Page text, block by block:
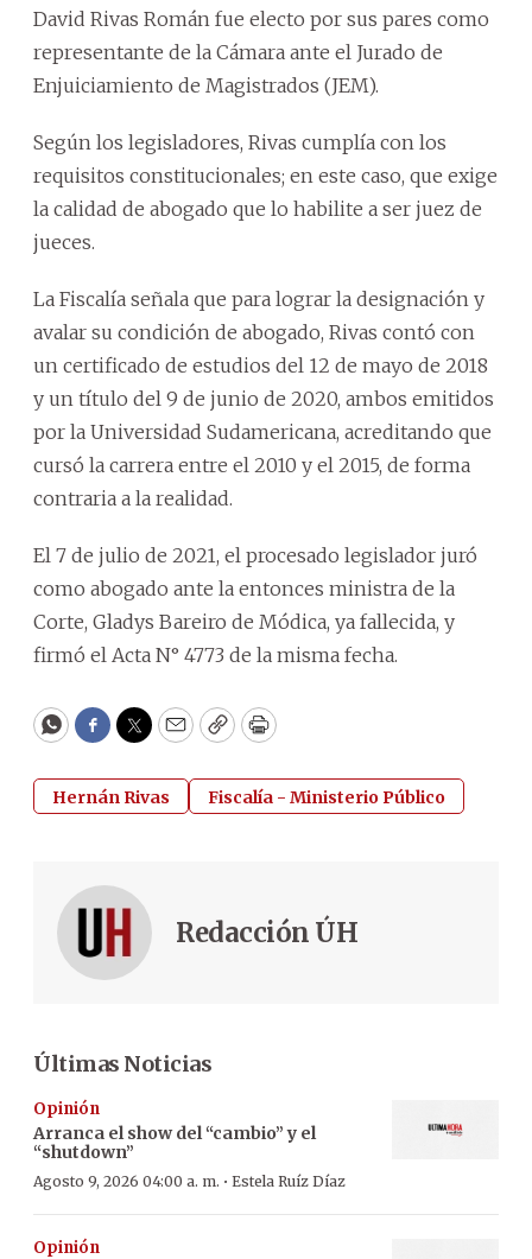
David Rivas Román fue electo por sus pares como
representante de la Cámara ante el Jurado de
Enjuiciamiento de Magistrados (JEM).
Según los legisladores, Rivas cumplía con los
requisitos constitucionales; en este caso, que exige
la calidad de abogado que lo habilite a ser juez de
jueces.
La Fiscalía señala que para lograr la designación y
avalar su condición de abogado, Rivas contó con
un certificado de estudios del 12 de mayo de 2018
y un título del 9 de junio de 2020, ambos emitidos
por la Universidad Sudamericana, acreditando que
cursó la carrera entre el 2010 y el 2015, de forma
contraria a la realidad.
El 7 de julio de 2021, el procesado legislador juró
como abogado ante la entonces ministra de la
Corte, Gladys Bareiro de Módica, ya fallecida, y
firmó el Acta N° 4773 de la misma fecha.
WhatsApp
Facebook
Twitter
EmailCopyPrint
Hernán Rivas Fiscalía - Ministerio Público
Redacción ÚH
Últimas Noticias
Opinión
Arranca el show del “cambio” y el
“shutdown”
Agosto 9, 2026 04:00 a. m. · Estela Ruíz Díaz
Opinión